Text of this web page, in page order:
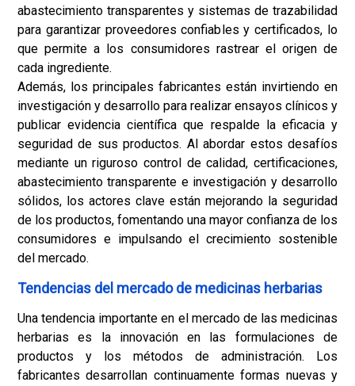
abastecimiento transparentes y sistemas de trazabilidad
para garantizar proveedores confiables y certificados, lo
que permite a los consumidores rastrear el origen de
cada ingrediente.
Además, los principales fabricantes están invirtiendo en
investigación y desarrollo para realizar ensayos clínicos y
publicar evidencia científica que respalde la eficacia y
seguridad de sus productos. Al abordar estos desafíos
mediante un riguroso control de calidad, certificaciones,
abastecimiento transparente e investigación y desarrollo
sólidos, los actores clave están mejorando la seguridad
de los productos, fomentando una mayor confianza de los
consumidores e impulsando el crecimiento sostenible
del mercado.
Tendencias del mercado de medicinas herbarias
Una tendencia importante en el mercado de las medicinas
herbarias es la innovación en las formulaciones de
productos y los métodos de administración. Los
fabricantes desarrollan continuamente formas nuevas y